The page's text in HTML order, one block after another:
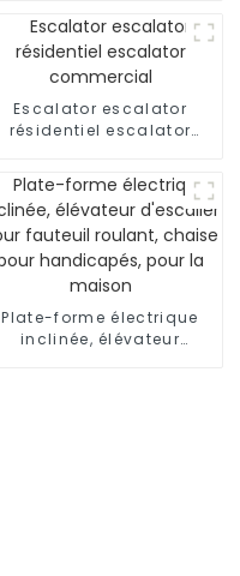
avec voiture de luxe
Escalator escalator
résidentiel escalator
Plate-forme électrique
inclinée, élévateur